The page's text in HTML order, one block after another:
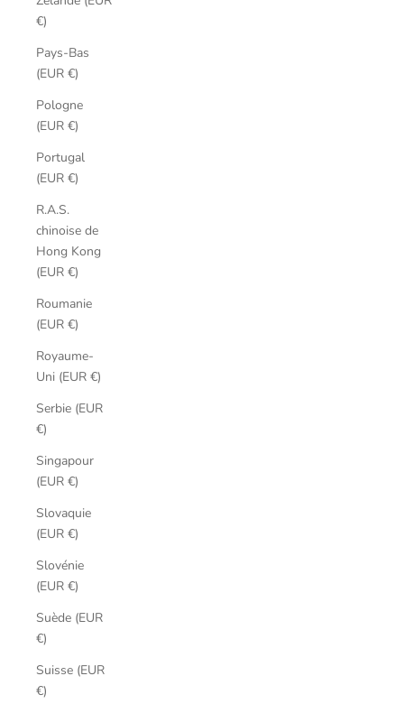
€)
Pays-Bas
(EUR €)
Pologne
(EUR €)
Portugal
(EUR €)
R.A.S.
chinoise de
Hong Kong
(EUR €)
Roumanie
(EUR €)
Royaume-
Uni (EUR €)
Serbie (EUR
€)
Singapour
(EUR €)
Slovaquie
(EUR €)
Slovénie
(EUR €)
Suède (EUR
€)
Suisse (EUR
€)